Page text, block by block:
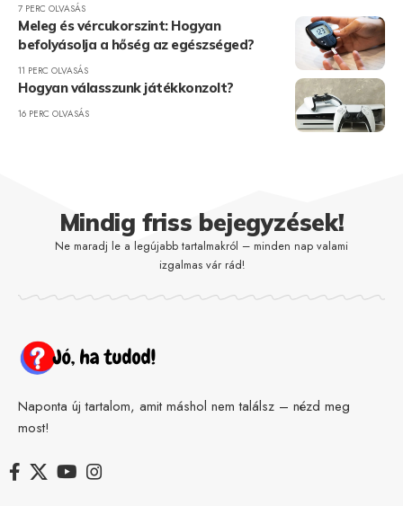
7 PERC OLVASÁS
Meleg és vércukorszint: Hogyan
befolyásolja a hőség az egészséged?
11 PERC OLVASÁS
Hogyan válasszunk játékkonzolt?
16 PERC OLVASÁS
Mindig friss bejegyzések!
Ne maradj le a legújabb tartalmakról – minden nap valami
izgalmas vár rád!
Naponta új tartalom, amit máshol nem találsz – nézd meg
most!